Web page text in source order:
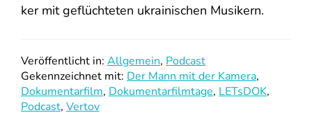
ker mit geflüchteten ukrainischen Musikern.
Veröffentlicht in: Allgemein, Podcast
Gekennzeichnet mit: Der Mann mit der Kamera,
Dokumentarfilm, Dokumentarfilmtage, LETsDOK,
Podcast, Vertov